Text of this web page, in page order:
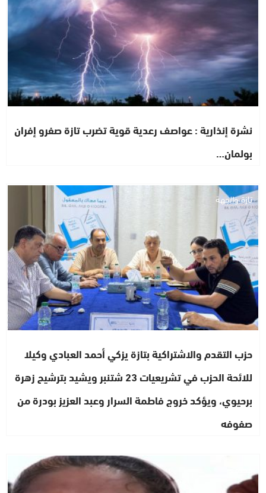
نشرة إنذارية : عواصف رعدية قوية تضرب تازة صفرو إفران
بولمان…
تازة والجهة
حزب التقدم والاشتراكية بتازة يزكي أحمد العبادي وكيلا
للائحة الحزب في تشريعيات 23 شتنبر ويشيد بترشيح زهرة
برحيوي، ويؤكد خروج فاطمة السرار وعبد العزيز بودرة من
صفوفه